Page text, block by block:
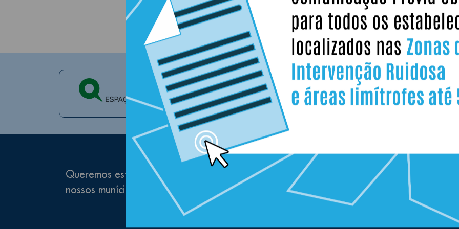
Queremos estar próximos de si e prestar o melhor serviço de informação aos
nossos munícipes e visitantes, subscreva a nossa newsletter.